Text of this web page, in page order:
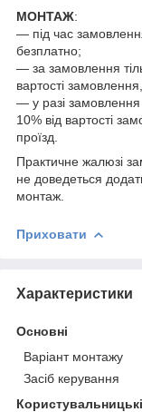
МОНТАЖ:
— під час
безплатно;
— за замовлення
вартості
— у разі
10% від вартості
проїзд.
Практичне жалюзі
не доведеться
монтаж.
Приховати
Характеристики
Основні
Варіант монтажу
Засіб керування